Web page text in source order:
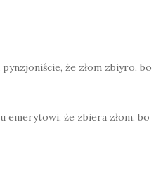
że złōm zbiyro, bo
emerytowi, że zbiera złom, bo